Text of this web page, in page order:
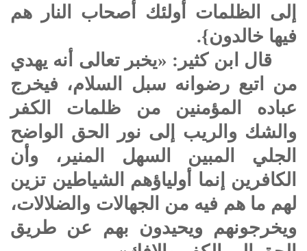
إلى الظلمات أولئك أصحاب النار هم
فيها خالدون}.
قال ابن كثير: «يخبر تعالى أنه يهدي
من اتبع رضوانه سبل السلام، فيخرج
عباده المؤمنين من ظلمات الكفر
والشك والريب إلى نور الحق الواضح
الجلي المبين السهل المنير، وأن
الكافرين إنما أولياؤهم الشياطين تزين
لهم ما هم فيه من الجهالات والضلالات،
ويخرجونهم ويحيدون بهم عن طريق